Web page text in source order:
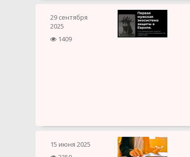
29 сентября
2025
1409
15 июня 2025